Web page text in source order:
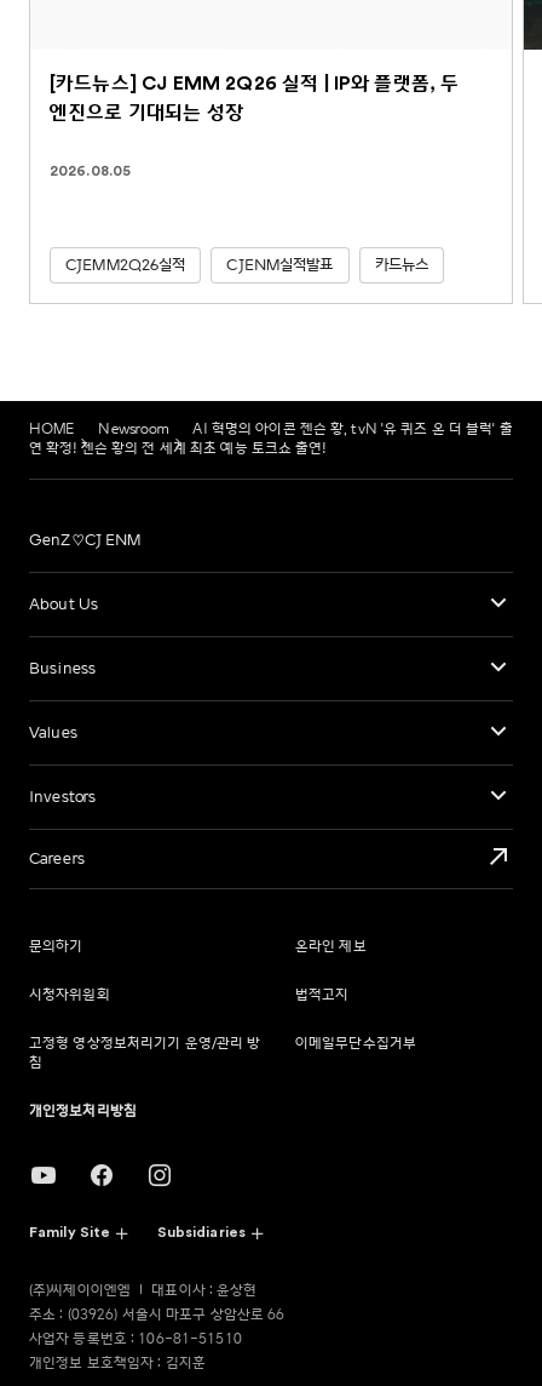
[카드뉴스] CJ EMM 2Q26 실적 | IP와 플랫폼, 두
엔진으로 기대되는 성장
2026.08.05
CJEMM2Q26실적 CJENM실적발표 카드뉴스
HOME Newsroom
AI 혁명의 아이콘 젠슨 황, tvN '유 퀴즈 온 더 블럭' 출
연 확정! 젠슨 황의 전 세계 최초 예능 토크쇼 출연!
GenZ♡CJ ENM
About Us
Business
Values
Investors
Careers
문의하기 온라인 제보
시청자위원회 법적고지
고정형 영상정보처리기기 운영/관리 방
침
이메일무단수집거부
개인정보처리방침
Family Site Subsidiaries
(주)씨제이이엔엠
대표이사 : 윤상현
주소 : (03926) 서울시 마포구 상암산로 66
사업자 등록번호 : 106-81-51510
개인정보 보호책임자 : 김지훈